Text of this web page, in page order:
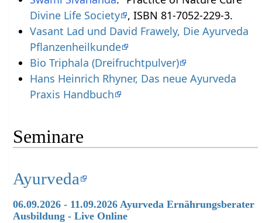
Divine Life Society , ISBN 81-7052-229-3.
Vasant Lad und David Frawely, Die Ayurveda
Pflanzenheilkunde
Bio Triphala (Dreifruchtpulver)
Hans Heinrich Rhyner, Das neue Ayurveda
Praxis Handbuch
Seminare
Ayurveda
06.09.2026 - 11.09.2026 Ayurveda Ernährungsberater
Ausbildung - Live Online